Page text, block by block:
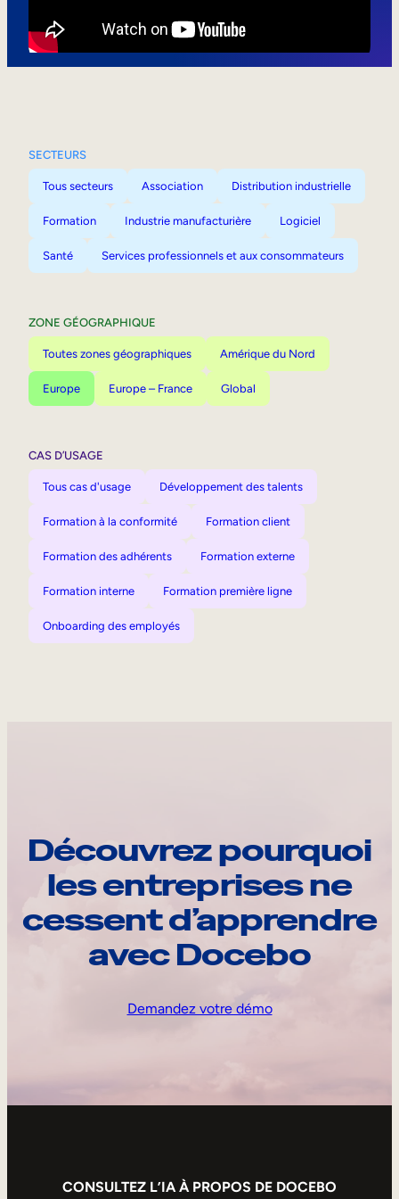
SECTEURS
Tous secteurs Association Distribution industrielle
Formation Industrie manufacturière Logiciel
Santé Services professionnels et aux consommateurs
ZONE GÉOGRAPHIQUE
Toutes zones géographiques Amérique du Nord
Europe Europe – France Global
CAS D’USAGE
Tous cas d'usage Développement des talents
Formation à la conformité Formation client
Formation des adhérents Formation externe
Formation interne Formation première ligne
Onboarding des employés
Découvrez pourquoi
les entreprises ne
cessent d’apprendre
avec Docebo
Demandez votre démo
CONSULTEZ L’IA À PROPOS DE DOCEBO